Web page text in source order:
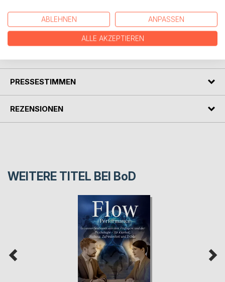
Fast alles über Fußball: kompetent, scharfzüngig,
unterhaltsam.
PRESSESTIMMEN
REZENSIONEN
WEITERE TITEL BEI BoD
ABLEHNEN ANPASSEN
ALLE AKZEPTIEREN